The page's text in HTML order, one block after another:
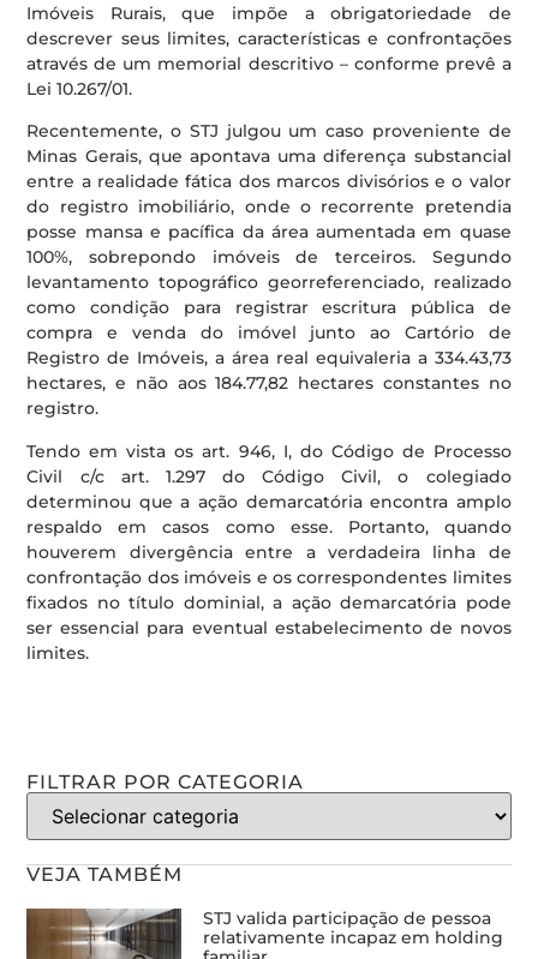
Imóveis Rurais, que impõe a obrigatoriedade de
descrever seus limites, características e confrontações
através de um memorial descritivo – conforme prevê a
Lei 10.267/01.
Recentemente, o STJ julgou um caso proveniente de
Minas Gerais, que apontava uma diferença substancial
entre a realidade fática dos marcos divisórios e o valor
do registro imobiliário, onde o recorrente pretendia
posse mansa e pacífica da área aumentada em quase
100%, sobrepondo imóveis de terceiros. Segundo
levantamento topográfico georreferenciado, realizado
como condição para registrar escritura pública de
compra e venda do imóvel junto ao Cartório de
Registro de Imóveis, a área real equivaleria a 334.43,73
hectares, e não aos 184.77,82 hectares constantes no
registro.
Tendo em vista os art. 946, I, do Código de Processo
Civil c/c art. 1.297 do Código Civil, o colegiado
determinou que a ação demarcatória encontra amplo
respaldo em casos como esse. Portanto, quando
houverem divergência entre a verdadeira linha de
confrontação dos imóveis e os correspondentes limites
fixados no título dominial, a ação demarcatória pode
ser essencial para eventual estabelecimento de novos
limites.
FILTRAR POR CATEGORIA
VEJA TAMBÉM
STJ valida participação de pessoa
relativamente incapaz em holding